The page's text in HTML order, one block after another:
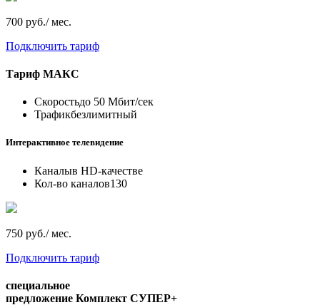
700 руб./ мес.
Подключить тариф
Тариф МАКС
Скоростьдо 50 Мбит/сек
Трафикбезлимитный
Интерактивное телевидение
Каналыв HD-качестве
Кол-во каналов130
750 руб./ мес.
Подключить тариф
специальное
предложение Комплект СУПЕР+